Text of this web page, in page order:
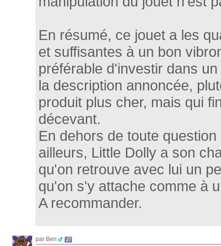
En résumé, ce jouet a les
et suffisantes à un bon
préférable d'investir dans
la description annoncée,
produit plus cher, mais qui
décevant.
En dehors de toute
ailleurs, Little Dolly a son
qu'on retrouve avec lui un
qu'on s'y attache comme à
A recommander.
par Ben 27